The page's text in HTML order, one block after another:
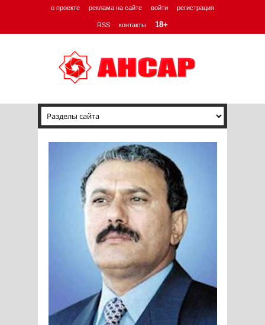
о проекте реклама на сайте войти регистрация
RSS контакты 18+